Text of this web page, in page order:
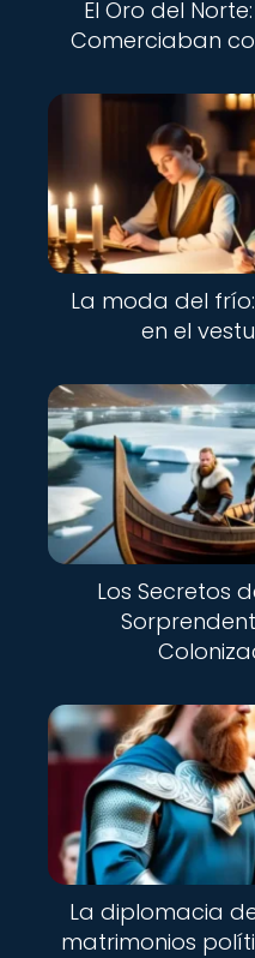
El Oro del
Comerciaban
La moda del
en el
Los Secretos
La diplomacia
matrimonios